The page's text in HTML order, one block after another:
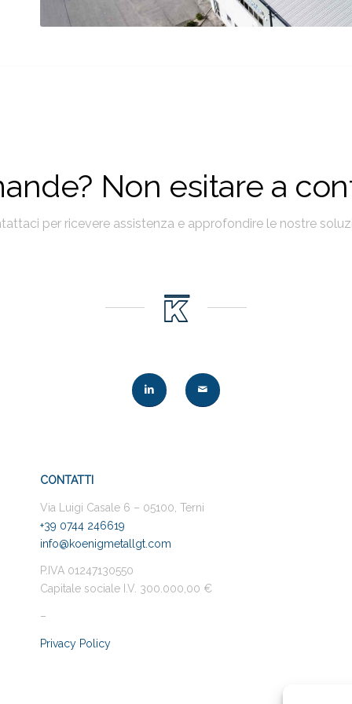
Non esitare a
per ricevere assistenza e approfondire le nostre
CONTATTI
Via Luigi Casale 6 – 05100, Terni
+39 0744 246619
info@koenigmetallgt.com
P.IVA 01247130550
Capitale sociale I.V. 300.000,00 €
–
Privacy Policy